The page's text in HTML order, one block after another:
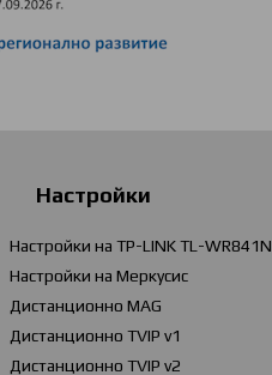
Настройки
Настройки на TP-LINK TL-WR841N
Настройки на Меркусис
Дистанционно MAG
Дистанционно TVIP v1
Дистанционно TVIP v2